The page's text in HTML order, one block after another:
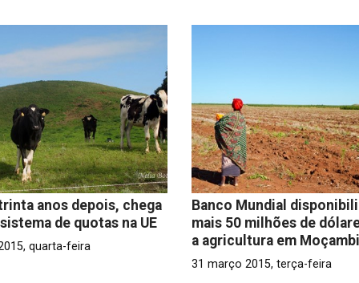
anos depois, chega
de quotas na UE
quarta-feira
Banco Mundial
mais 50 milhões de
a agricultura em
31 março 2015, terça-feira